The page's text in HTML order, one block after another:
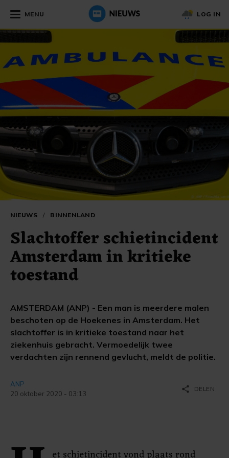
MENU LOG IN
NIEUWS / BINNENLAND
Slachtoffer schietincident
Amsterdam in kritieke
toestand
AMSTERDAM (ANP) - Een man is meerdere malen
beschoten op de Hoekenes in Amsterdam. Het
slachtoffer is in kritieke toestand naar het
ziekenhuis gebracht. Vermoedelijk twee
verdachten zijn rennend gevlucht, meldt de politie.
ANP
20 oktober 2020 - 03:13
share DELEN